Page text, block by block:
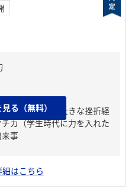
、人生の中で大きな挫折経
カ（学生時代に力を入れた
事
る（無料）
はこちら